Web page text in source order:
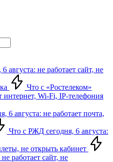
августа: не работает сайт, не
Что с «Ростелеком»
интернет, Wi-Fi, IP-телефония
6 августа: не работает почта,
Что с РЖД сегодня, 6 августа:
не открыть кабинет
работает сайт, не